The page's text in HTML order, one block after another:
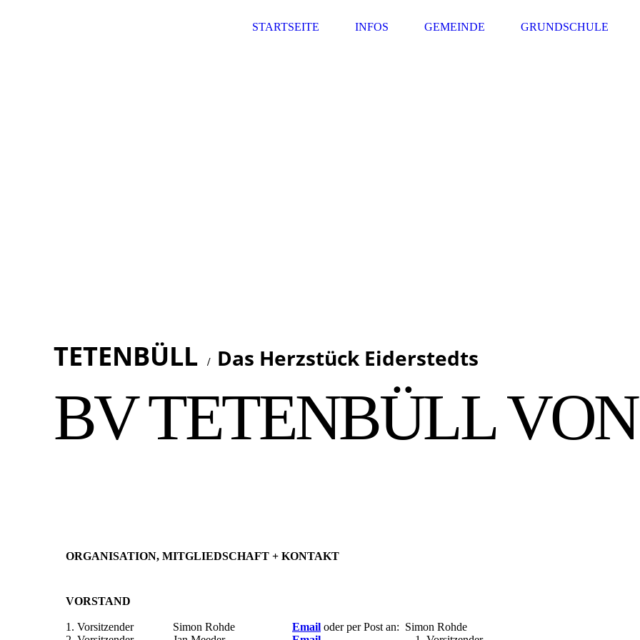
STARTSEITE INFOS GEMEINDE GRUNDSCHULE
TETENBÜLL / Das Herzstück Eiderstedts
BV TETENBÜLL
ORGANISATION, MITGLIEDSCHAFT + KONTAKT
VORSTAND
1. Vorsitzender
Simon Rohde
Email oder per Post an: Simon Rohde